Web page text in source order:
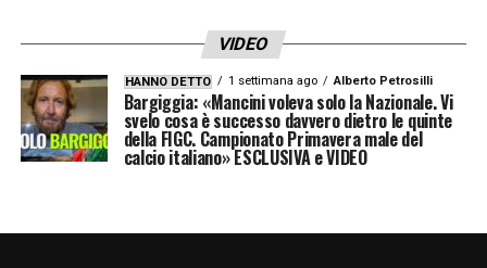
VIDEO
HANNO DETTO 1 settimana ago Alberto Petrosilli
Bargiggia: «Mancini voleva solo la Nazionale. Vi
svelo cosa è successo davvero dietro le quinte
della FIGC. Campionato Primavera male del
calcio italiano» ESCLUSIVA e VIDEO